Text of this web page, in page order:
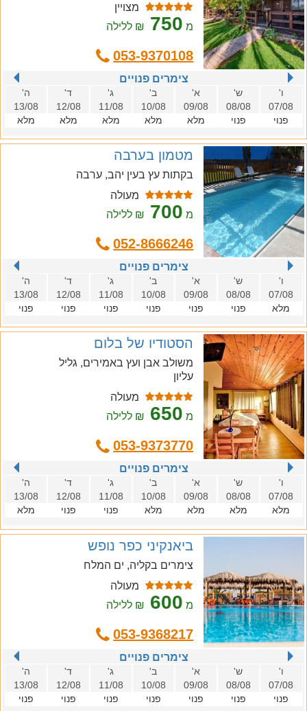
מצויין
מ 750 ₪ ללילה
053-9370108
צימרים פנויים
ו'
07/08
פנוי
ש'
08/08
פנוי
א'
09/08
מלא
ב'
10/08
מלא
ג'
11/08
מלא
ד'
12/08
מלא
ה'
13/08
מלא
מטמון בערבה
בקתות עץ בעין יהב, ערבה
מעולה
מ 700 ₪ ללילה
052-8666246
צימרים פנויים
ו'
07/08
מלא
ש'
08/08
פנוי
א'
09/08
פנוי
ב'
10/08
פנוי
ג'
11/08
פנוי
ד'
12/08
פנוי
ה'
13/08
פנוי
הסטודיו של בלום
משולב אבן ועץ באמירים, גליל
עליון
מעולה
מ 650 ₪ ללילה
053-9373770
צימרים פנויים
ו'
07/08
מלא
ש'
08/08
מלא
א'
09/08
מלא
ב'
10/08
מלא
ג'
11/08
פנוי
ד'
12/08
פנוי
ה'
13/08
מלא
ביאנקיני כפר נופש
צימרים בקליה, ים המלח
מעולה
מ 600 ₪ ללילה
053-9368217
צימרים פנויים
ו'
07/08
פנוי
ש'
08/08
פנוי
א'
09/08
פנוי
ב'
10/08
פנוי
ג'
11/08
פנוי
ד'
12/08
פנוי
ה'
13/08
פנוי